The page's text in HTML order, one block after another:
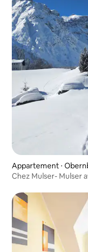
Appartement ⋅
Chez Mulser- Mulser